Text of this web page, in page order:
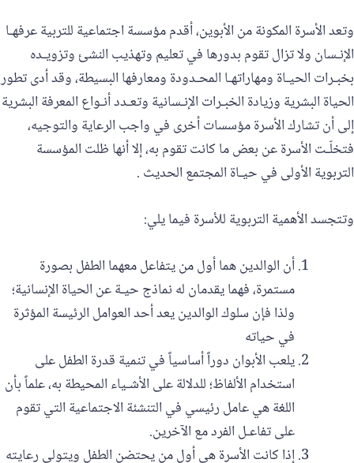
وتعد الأسرة المكونة من الأبوين، أقدم مؤسسة اجتماعية للتربية عرفهـا
الإنـسان ولا تزال تقوم بدورها في تعليم وتهذيب النشئ وتزويـده
بخبـرات الحيـاة ومهاراتهـا المحـدودة ومعارفها البسيطة، وقد أدى تطور
الحياة البشرية وزيادة الخبـرات الإنـسانية وتعـدد أنـواع المعرفة البشرية
إلى أن تشارك الأسرة مؤسسات أخرى في واجب الرعاية والتوجيه،
فتخلّـت الأسرة عن بعض ما كانت تقوم به، إلا أنها ظلت المؤسسة
التربوية الأولى في حيـاة المجتمع الحديث .
وتتجسد الأهمية التربوية للأسرة فيما يلي:
أن الوالدين هما أول من يتفاعل معهما الطفل بصورة
مستمرة، فهما يقدمان له نماذج حيـة عن الحياة الإنسانية؛
ولذا فإن سلوك الوالدين يعد أحد العوامل الرئيسة المؤثرة
في حياته
يلعب الأبوان دوراً أساسياً في تنمية قدرة الطفل على
استخدام الألفاظ؛ للدلالة على الأشـياء المحيطة به، علماً بأن
اللغة هي عامل رئيسي في التنشئة الاجتماعية التي تقوم
على تفاعـل الفرد مع الآخرين.
إذا كانت الأسرة هي أول من يحتضن الطفل ويتولى رعايته